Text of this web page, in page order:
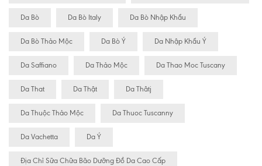
Da Bò Da Bò Italy Da Bò Nhập Khẩu
Da Bò Thảo Mộc Da Bò Ý Da Nhập Khẩu Ý
Da Saffiano Da Thảo Mộc Da Thao Moc Tuscany
Da That Da Thật Da Thâtj
Da Thuộc Thảo Mộc Da Thuoc Tuscanny
Da Vachetta Da Ý
Địa Chỉ Sữa Chữa Bão Dưỡng Đồ Da Cao Cấp